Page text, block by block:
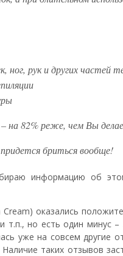
рук и других частей
82% реже, чем Вы
бриться вообще!
информацию об
оказались
т.п., но есть один минус
уже на совсем другие
таких отзывов